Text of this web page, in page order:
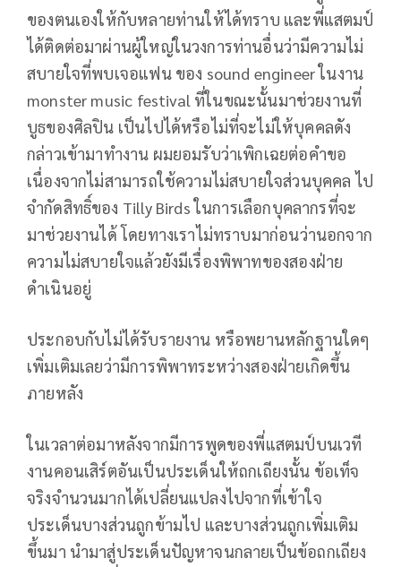
ของตนเองให้กับหลายท่านให้ได้ทราบ และพี่แสตมป์
ได้ติดต่อมาผ่านผู้ใหญ่ในวงการท่านอื่นว่ามีความไม่
สบายใจที่พบเจอแฟน ของ sound engineer ในงาน
monster music festival ที่ในขณะนั้นมาช่วยงานที่
บูธของศิลปิน เป็นไปได้หรือไม่ที่จะไม่ให้บุคคลดัง
กล่าวเข้ามาทำงาน ผมยอมรับว่าเพิกเฉยต่อคำขอ
เนื่องจากไม่สามารถใช้ความไม่สบายใจส่วนบุคคล ไป
จำกัดสิทธิ์ของ Tilly Birds ในการเลือกบุคลากรที่จะ
มาช่วยงานได้ โดยทางเราไม่ทราบมาก่อนว่านอกจาก
ความไม่สบายใจแล้วยังมีเรื่องพิพาทของสองฝ่าย
ดำเนินอยู่
ประกอบกับไม่ได้รับรายงาน หรือพยานหลักฐานใดๆ
เพิ่มเติมเลยว่ามีการพิพาทระหว่างสองฝ่ายเกิดขึ้น
ภายหลัง
ในเวลาต่อมาหลังจากมีการพูดของพี่แสตมป์บนเวที
งานคอนเสิร์ตอันเป็นประเด็นให้ถกเถียงนั้น ข้อเท็จ
จริงจำนวนมากได้เปลี่ยนแปลงไปจากที่เข้าใจ
ประเด็นบางส่วนถูกข้ามไป และบางส่วนถูกเพิ่มเติม
ขึ้นมา นำมาสู่ประเด็นปัญหาจนกลายเป็นข้อถกเถียง